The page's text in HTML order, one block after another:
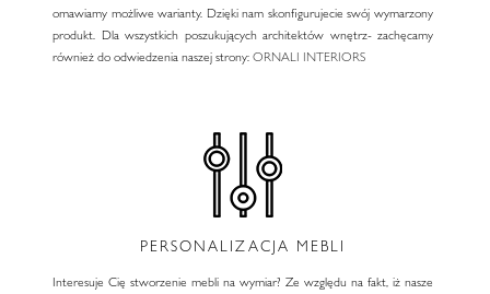
omawiamy możliwe warianty. Dzięki nam skonfigurujecie swój wymarzony
produkt. Dla wszystkich poszukujących architektów wnętrz- zachęcamy
również do odwiedzenia naszej strony:ORNALI INTERIORS
PERSONALIZACJA MEBLI
Interesuje Cię stworzenie mebli na wymiar? Ze względu na fakt, iż nasze